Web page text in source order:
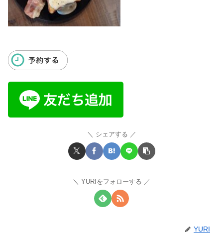
シェアする
YURIをフォローする
YURI